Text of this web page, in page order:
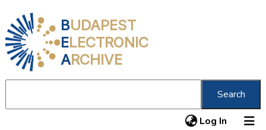
BUDAPEST
ELECTRONIC
ARCHIVE
Search
Log In (current)